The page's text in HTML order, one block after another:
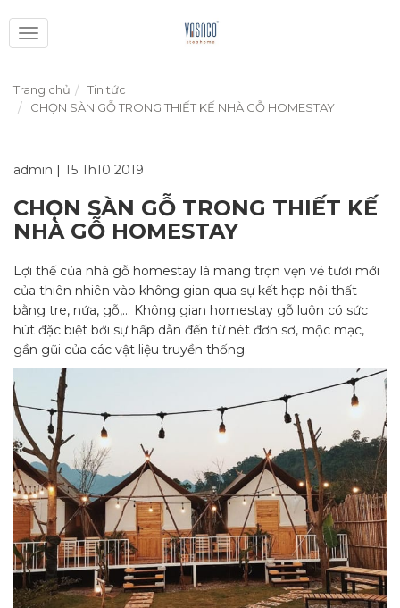
Toggle
navigation
Trang chủ
Tin tức
CHỌN SÀN GỖ TRONG THIẾT KẾ NHÀ GỖ HOMESTAY
admin | T5 Th10 2019
CHỌN SÀN GỖ TRONG THIẾT KẾ
NHÀ GỖ HOMESTAY
Lợi thế của nhà gỗ homestay là mang trọn vẹn vẻ tươi mới
của thiên nhiên vào không gian qua sự kết hợp nội thất
bằng tre, nứa, gỗ,… Không gian homestay gỗ luôn có sức
hút đặc biệt bởi sự hấp dẫn đến từ nét đơn sơ, mộc mạc,
gần gũi của các vật liệu truyền thống.